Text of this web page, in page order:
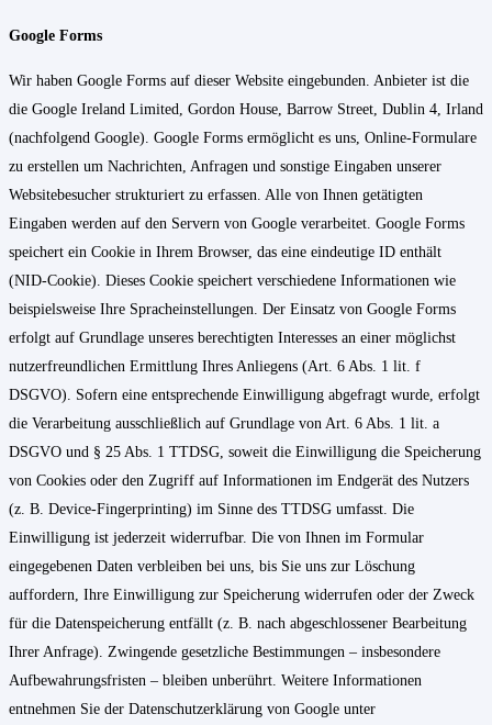
Google Forms
Wir haben Google Forms auf dieser Website eingebunden. Anbieter ist die
die Google Ireland Limited, Gordon House, Barrow Street, Dublin 4, Irland
(nachfolgend Google). Google Forms ermöglicht es uns, Online-Formulare
zu erstellen um Nachrichten, Anfragen und sonstige Eingaben unserer
Websitebesucher strukturiert zu erfassen. Alle von Ihnen getätigten
Eingaben werden auf den Servern von Google verarbeitet. Google Forms
speichert ein Cookie in Ihrem Browser, das eine eindeutige ID enthält
(NID-Cookie). Dieses Cookie speichert verschiedene Informationen wie
beispielsweise Ihre Spracheinstellungen. Der Einsatz von Google Forms
erfolgt auf Grundlage unseres berechtigten Interesses an einer möglichst
nutzerfreundlichen Ermittlung Ihres Anliegens (Art. 6 Abs. 1 lit. f
DSGVO). Sofern eine entsprechende Einwilligung abgefragt wurde, erfolgt
die Verarbeitung ausschließlich auf Grundlage von Art. 6 Abs. 1 lit. a
DSGVO und § 25 Abs. 1 TTDSG, soweit die Einwilligung die Speicherung
von Cookies oder den Zugriff auf Informationen im Endgerät des Nutzers
(z. B. Device-Fingerprinting) im Sinne des TTDSG umfasst. Die
Einwilligung ist jederzeit widerrufbar. Die von Ihnen im Formular
eingegebenen Daten verbleiben bei uns, bis Sie uns zur Löschung
auffordern, Ihre Einwilligung zur Speicherung widerrufen oder der Zweck
für die Datenspeicherung entfällt (z. B. nach abgeschlossener Bearbeitung
Ihrer Anfrage). Zwingende gesetzliche Bestimmungen – insbesondere
Aufbewahrungsfristen – bleiben unberührt. Weitere Informationen
entnehmen Sie der Datenschutzerklärung von Google unter